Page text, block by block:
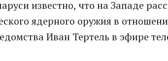
известно, что на Западе
ядерного оружия в
Иван Тертель в эфире